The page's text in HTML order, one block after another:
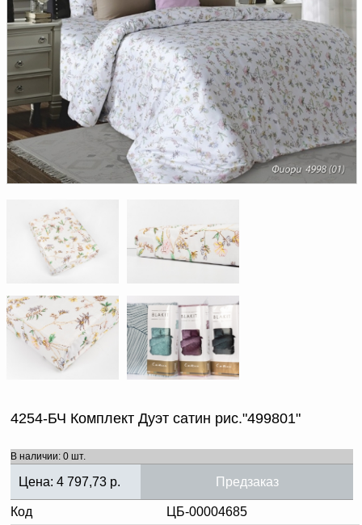
Оплата и доставка
Как оформить заказ
Вакансии
Как нас найти
Написать нам
Доверенность на
получение груза
Документы по работе с
персональными данными
Письмо руководителю
Новости | Статьи
4254-БЧ Комплект Дуэт сатин рис."499801"
В наличии: 0 шт.
Цена: 4 797,73 р. Предзаказ
Код
ЦБ-00004685